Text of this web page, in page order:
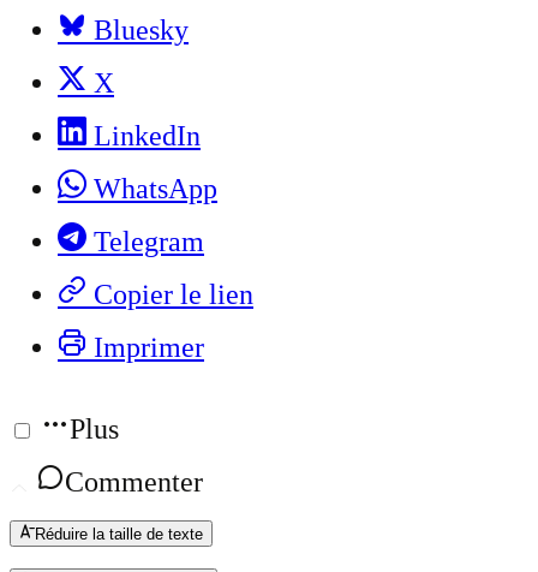
Bluesky
X
LinkedIn
WhatsApp
Telegram
Copier le lien
Imprimer
Plus
Commenter
Réduire la taille de texte